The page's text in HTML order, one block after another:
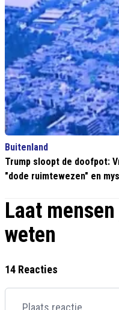
Buitenland
Trump sloopt de doofpot:
"dode ruimtewezen" en
Laat
weten
14 Reacties